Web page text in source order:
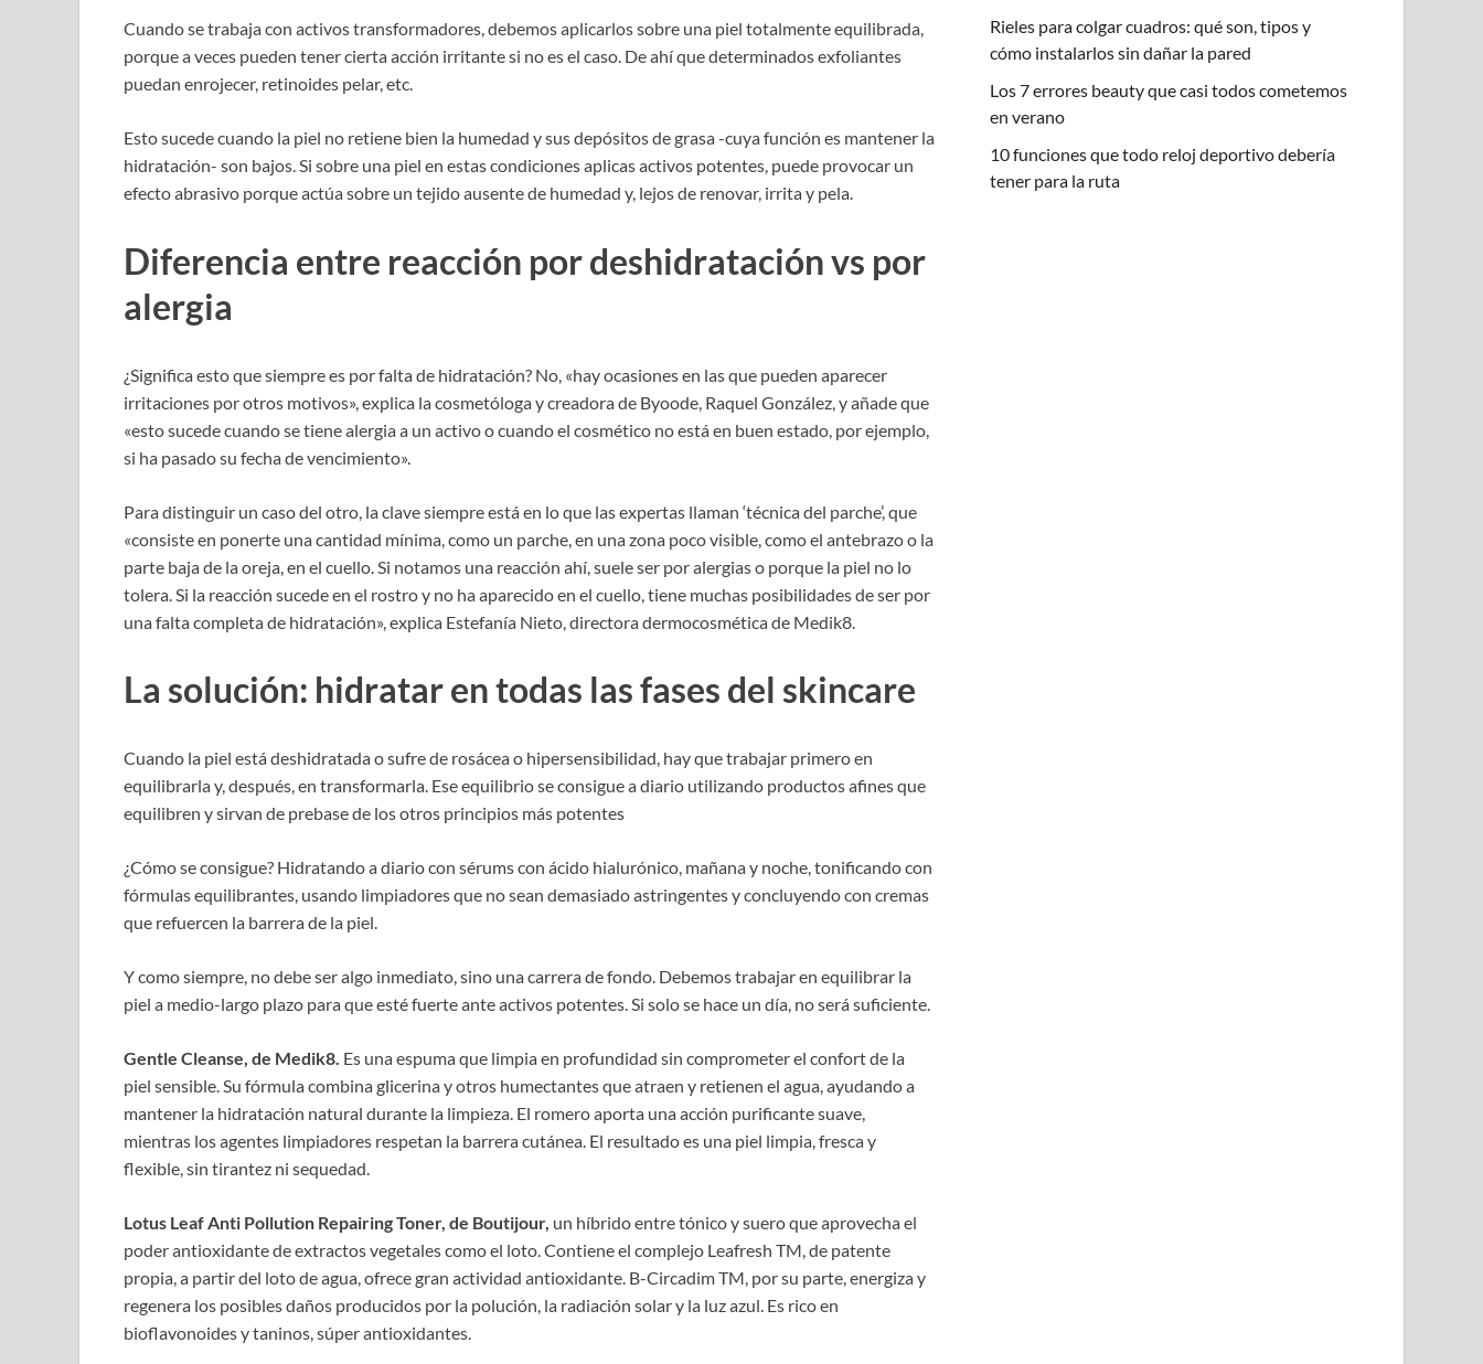
Cuando se trabaja con activos transformadores, debemos aplicarlos sobre una piel totalmente equilibrada,
porque a veces pueden tener cierta acción irritante si no es el caso. De ahí que determinados exfoliantes
puedan enrojecer, retinoides pelar, etc.
Esto sucede cuando la piel no retiene bien la humedad y sus depósitos de grasa -cuya función es mantener la
hidratación- son bajos. Si sobre una piel en estas condiciones aplicas activos potentes, puede provocar un
efecto abrasivo porque actúa sobre un tejido ausente de humedad y, lejos de renovar, irrita y pela.
­Diferencia entre reacción por deshidratación vs por
alergia
¿Significa esto que siempre es por falta de hidratación? No, «hay ocasiones en las que pueden aparecer
irritaciones por otros motivos», explica la cosmetóloga y creadora de Byoode, Raquel González, y añade que
«esto sucede cuando se tiene alergia a un activo o cuando el cosmético no está en buen estado, por ejemplo,
si ha pasado su fecha de vencimiento».
Para distinguir un caso del otro, la clave siempre está en lo que las expertas llaman ‘técnica del parche’, que
«consiste en ponerte una cantidad mínima, como un parche, en una zona poco visible, como el antebrazo o la
parte baja de la oreja, en el cuello. Si notamos una reacción ahí, suele ser por alergias o porque la piel no lo
tolera. Si la reacción sucede en el rostro y no ha aparecido en el cuello, tiene muchas posibilidades de ser por
una falta completa de hidratación», explica Estefanía Nieto, directora dermocosmética de Medik8.
La solución: hidratar en todas las fases del skincare
Cuando la piel está deshidratada o sufre de rosácea o hipersensibilidad, hay que trabajar primero en
equilibrarla y, después, en transformarla. Ese equilibrio se consigue a diario utilizando productos afines que
equilibren y sirvan de prebase de los otros principios más potentes
¿Cómo se consigue? Hidratando a diario con sérums con ácido hialurónico, mañana y noche, tonificando con
fórmulas equilibrantes, usando limpiadores que no sean demasiado astringentes y concluyendo con cremas
que refuercen la barrera de la piel.
Y como siempre, no debe ser algo inmediato, sino una carrera de fondo. Debemos trabajar en equilibrar la
piel a medio-largo plazo para que esté fuerte ante activos potentes. Si solo se hace un día, no será suficiente.
Gentle Cleanse, de Medik8. Es una espuma que limpia en profundidad sin comprometer el confort de la
piel sensible. Su fórmula combina glicerina y otros humectantes que atraen y retienen el agua, ayudando a
mantener la hidratación natural durante la limpieza. El romero aporta una acción purificante suave,
mientras los agentes limpiadores respetan la barrera cutánea. El resultado es una piel limpia, fresca y
flexible, sin tirantez ni sequedad.
Lotus Leaf Anti Pollution Repairing Toner, de Boutijour, un híbrido entre tónico y suero que aprovecha el
poder antioxidante de extractos vegetales como el loto. Contiene el complejo Leafresh TM, de patente
propia, a partir del loto de agua, ofrece gran actividad antioxidante. B-Circadim TM, por su parte, energiza y
regenera los posibles daños producidos por la polución, la radiación solar y la luz azul. Es rico en
bioflavonoides y taninos, súper antioxidantes.
Rieles para colgar cuadros: qué son, tipos y
cómo instalarlos sin dañar la pared
Los 7 errores beauty que casi todos cometemos
en verano
10 funciones que todo reloj deportivo debería
tener para la ruta